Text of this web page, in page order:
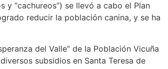
“cachureos”) se llevó a cabo el Plan
reducir la población canina, y se ha
del Valle” de la Población Vicuña
subsidios en Santa Teresa de